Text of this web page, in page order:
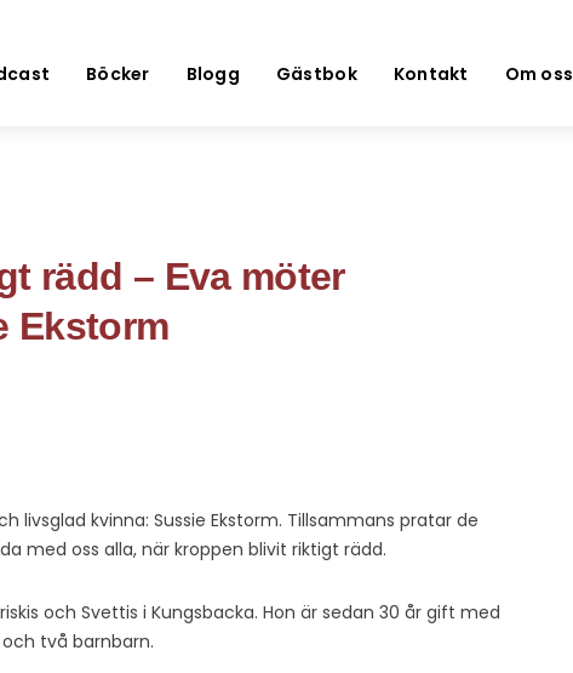
Böcker Blogg Gästbok Kontakt Om oss
rädd – Eva möter
Ekstorm
kvinna: Sussie Ekstorm. Tillsammans pratar de
med oss alla, när kroppen blivit riktigt rädd.
och Svettis i Kungsbacka. Hon är sedan 30 år gift med
två barnbarn.